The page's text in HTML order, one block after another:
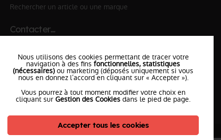
Rechercher un article ou une marque
Contacter…
✆ 18№National Sapeurs-Pompiers
le SDISle plus proche
l'équipePompierCenter
Nous utilisons des cookies permettant de tracer votre
navigation à des fins fonctionnelles, statistiques
(nécessaires) ou marketing (déposés uniquement si vous
nous en donnez l’accord en cliquant sur « Accepter »).
Vous pourrez à tout moment modifier votre choix en
cliquant sur Gestion des Cookies dans le pied de page.
Accepter tous les cookies